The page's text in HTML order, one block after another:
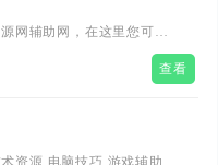
网辅助网，在这里您可以
工具、手机工具等；此外我
游戏、现金活动以及白嫖实
查看